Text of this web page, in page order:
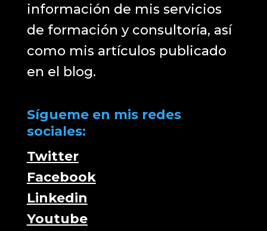
información de mis servicios
de formación y consultoría, así
como mis artículos publicado
en el blog.
Sígueme en mis redes
sociales:
Twitter
Facebook
Linkedin
Youtube